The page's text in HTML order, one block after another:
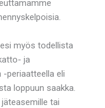
myös todellista
ja
periaatteella eli
loppuun saakka.
tai